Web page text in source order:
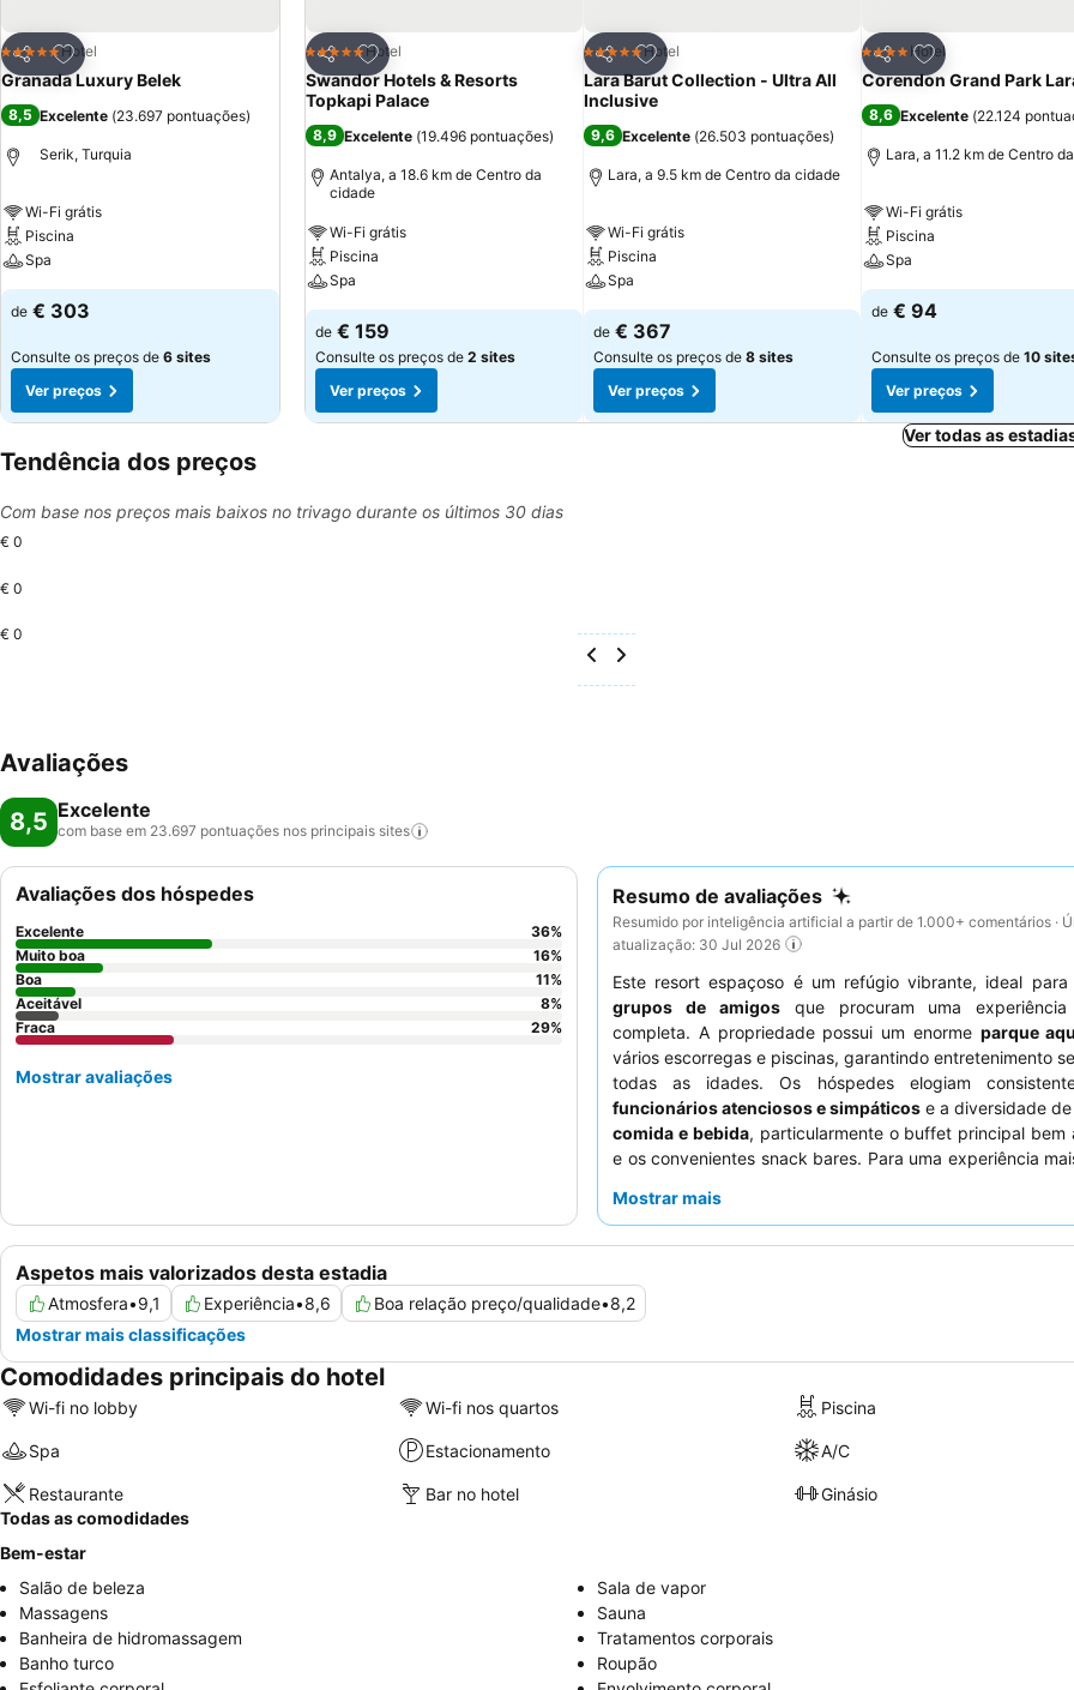
Partilhar
Adicionar aos favoritos
5 EstrelasHotel
Granada Luxury Belek
8,5 Excelente (23.697 pontuações)
Serik, Turquia
Wi-Fi grátis
Piscina
Spa
de € 303
Consulte os preços de 6 sites
Ver preços
Partilhar
Adicionar aos favoritos
5 EstrelasHotel
Swandor Hotels & Resorts
Topkapi Palace
8,9 Excelente (19.496 pontuações)
Antalya, a 18.6 km de Centro da
cidade
Wi-Fi grátis
Piscina
Spa
de € 159
Consulte os preços de 2 sites
Ver preços
Partilhar
Adicionar aos favoritos
5 EstrelasHotel
Lara Barut Collection - Ultra All
Inclusive
9,6 Excelente (26.503 pontuações)
Lara, a 9.5 km de Centro da cidade
Wi-Fi grátis
Piscina
Spa
de € 367
Consulte os preços de 8 sites
Ver preços
Partilhar
Adicionar aos
4 EstrelasHotel
Corendon Grand Park
8,6 Excelente (22.124
Lara, a 11.2 km de Centro
Wi-Fi grátis
Piscina
Spa
de € 94
Consulte os preços de 10
Ver preços
Ver todas as
Tendência dos preços
Com base nos preços mais baixos no trivago durante os últimos 30 dias
€ 0
€ 0
€ 0
Avaliações
8,5 Excelente
com base em 23.697 pontuações nos principais sites
Resumo de avaliações
Resumido por inteligência artificial a partir de 1.000+ comentários ·
atualização: 30 Jul 2026
Este resort espaçoso é um refúgio vibrante, ideal para
grupos de amigosque procuram uma
completa. A propriedade possui um enorme parque
vários escorregas e piscinas, garantindo entretenimento
todas as idades. Os hóspedes elogiam
funcionários atenciosos e simpáticos e a diversidade de
comida e bebida, particularmente o buffet principal bem
e os convenientes snack bares. Para uma experiência
para minimizar o ruído.
Mostrar mais
Aspetos mais valorizados desta estadia
Atmosfera•9,1 Experiência•8,6 Boa relação preço/qualidade•8,2
Mostrar mais classificações
Avaliações dos hóspedes
Excelente 36%
Muito boa
16%
Boa
11%
Aceitável
8%
Fraca
29%
Mostrar avaliações
Comodidades principais do hotel
Wi-fi no lobby Wi-fi nos quartos Piscina
Spa Estacionamento A/C
Restaurante Bar no hotel
Ginásio
Todas as comodidades
Bem-estar
Salão de beleza
Sala de vapor
Massagens
Sauna
Banheira de hidromassagem
Tratamentos corporais
Banho turco
Roupão